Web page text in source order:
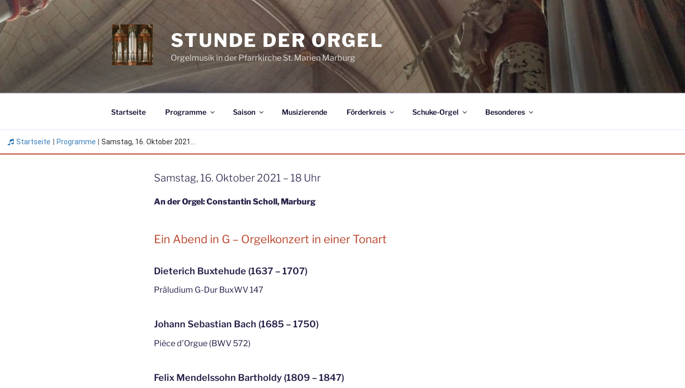
Zum
Inhalt
springen
STUNDE DER ORGEL
Orgelmusik in der Pfarrkirche St. Marien Marburg
Startseite Programme Saison Musizierende Förderkreis Schuke-Orgel Besonderes
Startseite Programme Samstag, 16. Oktober 2021...
Samstag, 16. Oktober 2021 – 18 Uhr
An der Orgel: Constantin Scholl, Marburg
Ein Abend in G – Orgelkonzert in einer Tonart
Dieterich Buxtehude (1637 – 1707)
Präludium G-Dur BuxWV 147
Johann Sebastian Bach (1685 – 1750)
Pièce d’Orgue (BWV 572)
Felix Mendelssohn Bartholdy (1809 – 1847)